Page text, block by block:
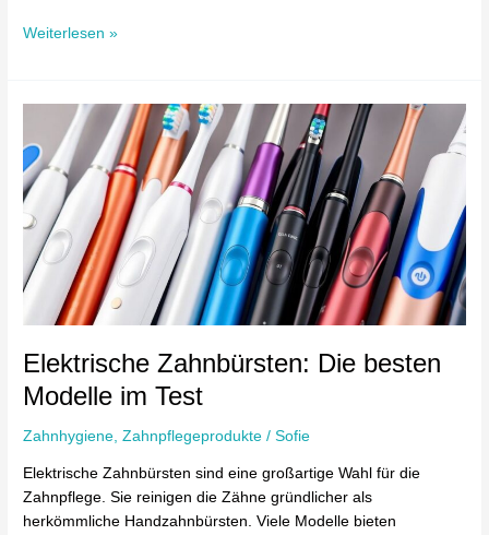
Weiterlesen »
Elektrische Zahnbürsten: Die besten
Modelle im Test
Zahnhygiene,Zahnpflegeprodukte /Sofie
Elektrische Zahnbürsten sind eine großartige Wahl für die
Zahnpflege. Sie reinigen die Zähne gründlicher als
herkömmliche Handzahnbürsten. Viele Modelle bieten
Elektrische
Zahnbürsten:
Die
besten
Modelle
im
Test